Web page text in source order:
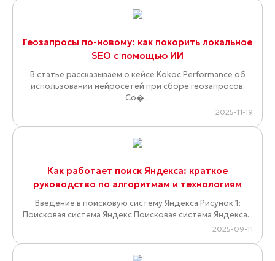
Геозапросы по-новому: как покорить локальное
SEO с помощью ИИ
В статье рассказываем о кейсе Kokoc Performance об
использовании нейросетей при сборе геозапросов.
Со�...
2025-11-19
Как работает поиск Яндекса: краткое
руководство по алгоритмам и технологиям
Введение в поисковую систему Яндекса Рисунок 1:
Поисковая система Яндекс Поисковая система Яндекса...
2025-09-11